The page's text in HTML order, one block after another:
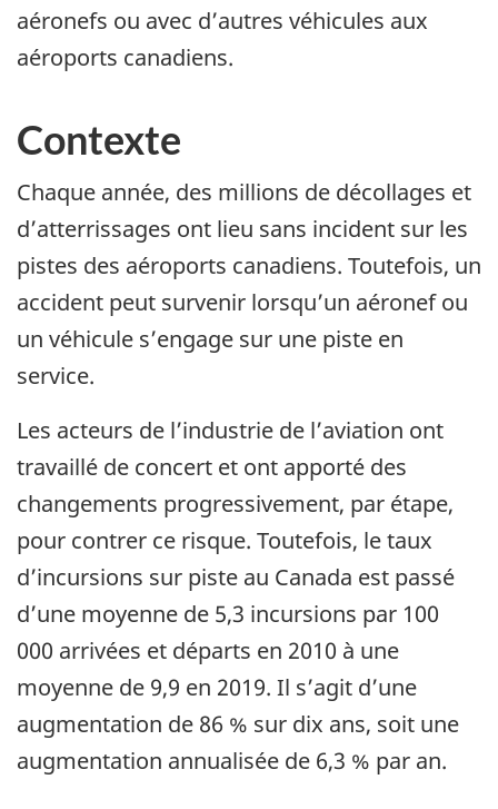
aéronefs ou avec d’autres véhicules aux
aéroports canadiens.
Contexte
Chaque année, des millions de décollages et
d’atterrissages ont lieu sans incident sur les
pistes des aéroports canadiens. Toutefois, un
accident peut survenir lorsqu’un aéronef ou
un véhicule s’engage sur une piste en
service.
Les acteurs de l’industrie de l’aviation ont
travaillé de concert et ont apporté des
changements progressivement, par étape,
pour contrer ce risque. Toutefois, le taux
d’incursions sur piste au Canada est passé
d’une moyenne de 5,3 incursions par 100
000 arrivées et départs en 2010 à une
moyenne de 9,9 en 2019. Il s’agit d’une
augmentation de 86 % sur dix ans, soit une
augmentation annualisée de 6,3 % par an.